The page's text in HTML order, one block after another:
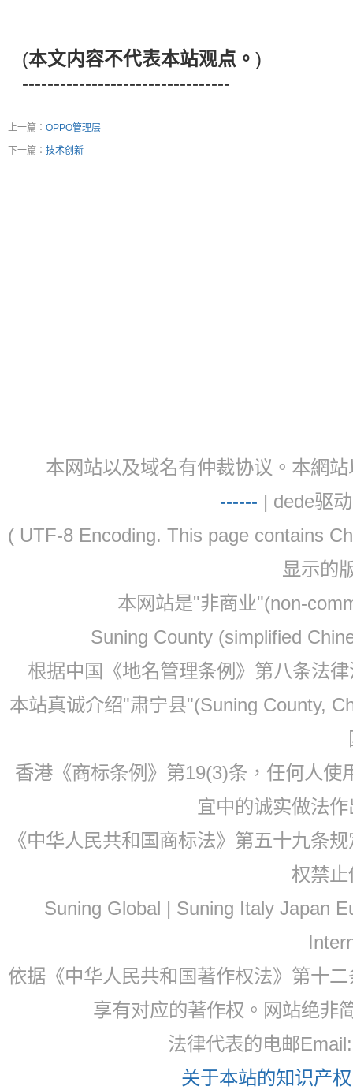
(本文内容不代表本站观点。 )
---------------------------------
上一篇： OPPO管理层
下一篇： 技术创新
本网站以及域名有仲裁协议。本網
------ | dede驱
( UTF-8 Encoding. This page contains
显示的
本网站是"非商业"(non-
Suning County (simplified
根据中国《地名管理条例》第八条法
本站真诚介绍"肃宁县"(Suning County,
香港《商标条例》第19(3)条，任何人
宜中的诚实做法
《中华人民共和国商标法》第五十九条
权禁
Suning Global | Suning Italy Japan
依据《中华人民共和国著作权法》第十
享有对应的著作权。网站绝非
法律代表的电邮
关于本站的知识产